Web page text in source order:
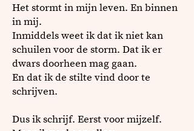
Het stormt in mijn leven. En binnen
in mij.
Inmiddels weet ik dat ik niet kan
schuilen voor de storm. Dat ik er
dwars doorheen mag gaan.
En dat ik de stilte vind door te
schrijven.
Dus ik schrijf. Eerst voor mijzelf.